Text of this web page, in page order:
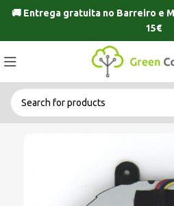
🚚 Entrega gratuita no Barreiro e
15€